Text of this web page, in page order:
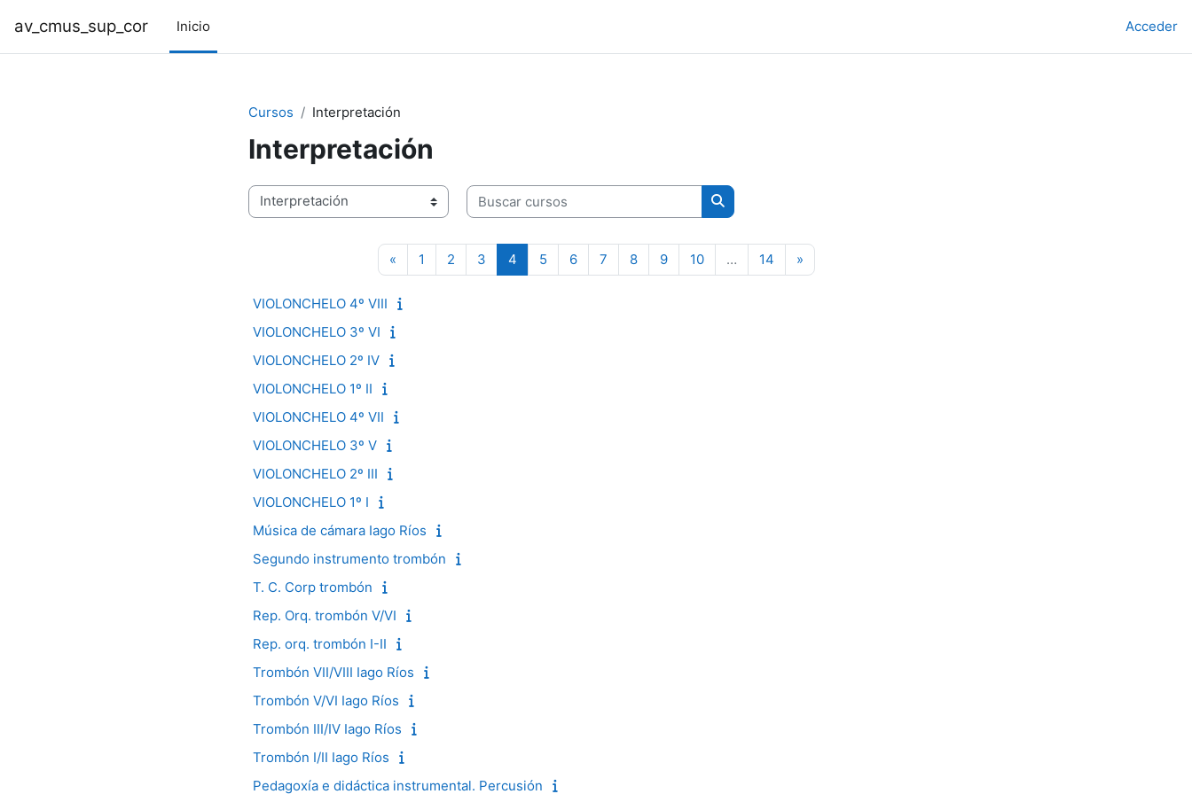
av_cmus_sup_cor Inicio Acceder
Cursos Interpretación
Interpretación
Categorías de cursos
Buscar cursos
Buscar cursos
«Páxina anterior
1 Páxina 1
2Páxina 2
3Páxina 3
4Páxina 4
5Páxina 5
6Páxina 6
7Páxina 7
8Páxina 8
9Páxina 9
10Páxina 10
… 14Páxina 14
»Páxina seguinte
VIOLONCHELO 4º VIII
VIOLONCHELO 3º VI
VIOLONCHELO 2º IV
VIOLONCHELO 1º II
VIOLONCHELO 4º VII
VIOLONCHELO 3º V
VIOLONCHELO 2º III
VIOLONCHELO 1º I
Música de cámara Iago Ríos
Segundo instrumento trombón
T. C. Corp trombón
Rep. Orq. trombón V/VI
Rep. orq. trombón I-II
Trombón VII/VIII Iago Ríos
Trombón V/VI Iago Ríos
Trombón III/IV Iago Ríos
Trombón I/II Iago Ríos
Pedagoxía e didáctica instrumental. Percusión